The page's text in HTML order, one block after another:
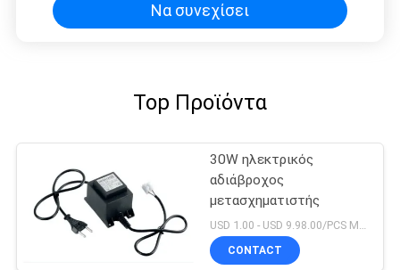
Να συνεχίσει
Top Προϊόντα
30W ηλεκτρικός
αδιάβροχος
μετασχηματιστής
CONTACT